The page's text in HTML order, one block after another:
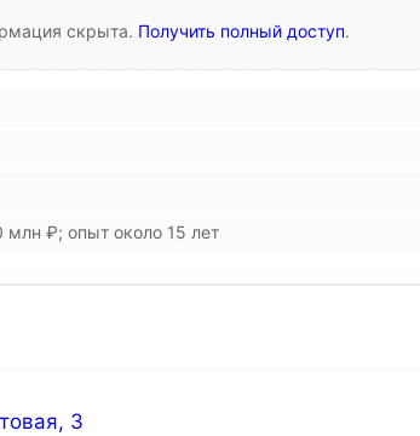
скрыта. Получить полный доступ.
₽; опыт около 15 лет
3